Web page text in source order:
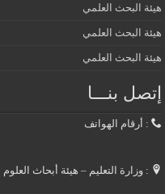
هيئة البحث العلمي
هيئة البحث العلمي
هيئة البحث العلمي
إتصل بنـــا
: أرقام الهواتف
: وزارة التعليم – هيئة أبحاث العلوم